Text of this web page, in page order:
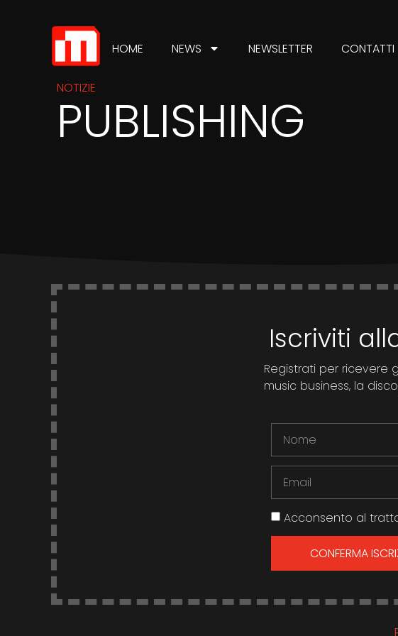
HOME NEWS NEWSLETTER CONTATTI
NOTIZIE
PUBLISHING
Iscriviti
Registrati per ricevere
music business, la
Acconsento al
CONFERMA